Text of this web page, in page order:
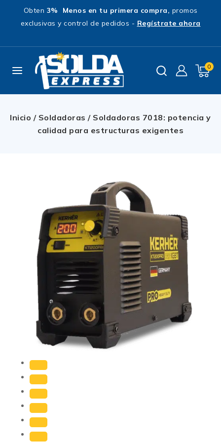
Obten 3% Menos en tu primera compra, promos
exclusivas y control de pedidos - Regístrate ahora
0
Inicio / Soldadoras / Soldadoras 7018: potencia y
calidad para estructuras exigentes